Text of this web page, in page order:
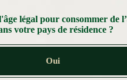
légal pour consommer de
votre pays de résidence ?
Oui